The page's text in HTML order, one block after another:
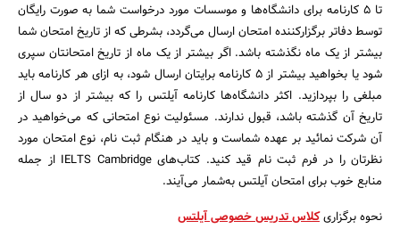
تا ۵ کارنامه برای دانشگاه‌ها و موسسات مورد درخواست شما به صورت رایگان
توسط دفاتر برگزارکننده امتحان ارسال می‌گردد، بشرطی که از تاریخ امتحان شما
بیشتر از یک ماه نگذشته باشد. اگر بیشتر از یک ماه از تاریخ امتحانتان سپری
شود یا بخواهید بیشتر از ۵ کارنامه برایتان ارسال شود، به ازای هر کارنامه باید
مبلغی را بپردازید. اکثر دانشگاه‌ها کارنامه آیلتس را که بیشتر از دو سال از
تاریخ آن گذشته باشد، قبول ندارند. مسئولیت نوع امتحانی که می‌خواهید در
آن شرکت نمائید بر عهده شماست و باید در هنگام ثبت نام، نوع امتحان مورد
نظرتان را در فرم ثبت نام قید کنید. کتاب‌های IELTS Cambridge از جمله
منابع خوب برای امتحان آیلتس به‌شمار می‌آیند.
نحوه برگزاریکلاس تدریس خصوصی آیلتس